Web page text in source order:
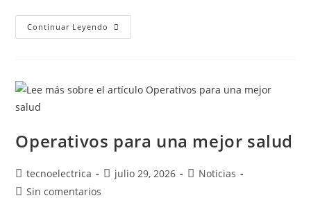
Continuar Leyendo
Operativos para una mejor salud
tecnoelectrica julio 29, 2026
Noticias
Sin comentarios